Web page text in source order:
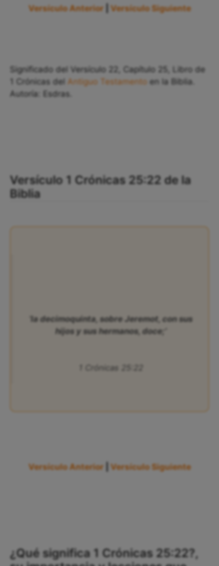
Versículo Anterior Versículo Siguiente
Significado del Versículo 22, Capítulo 25, Libro de
1 Crónicas del Antiguo Testamento en la Biblia.
Autoría: Esdras.
Versículo 1 Crónicas 25:22 de la
Biblia
‘la decimoquinta, sobre Jeremot, con sus
hijos y sus hermanos, doce;’
1 Crónicas 25:22
Versículo Anterior Versículo Siguiente
¿Qué significa 1 Crónicas 25:22?,